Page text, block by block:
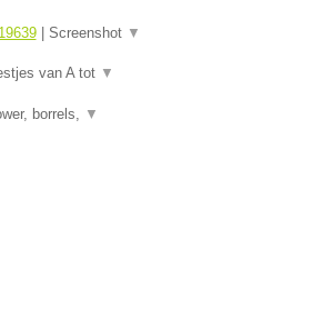
| Screenshot ▼
van A tot ▼
borrels, ▼